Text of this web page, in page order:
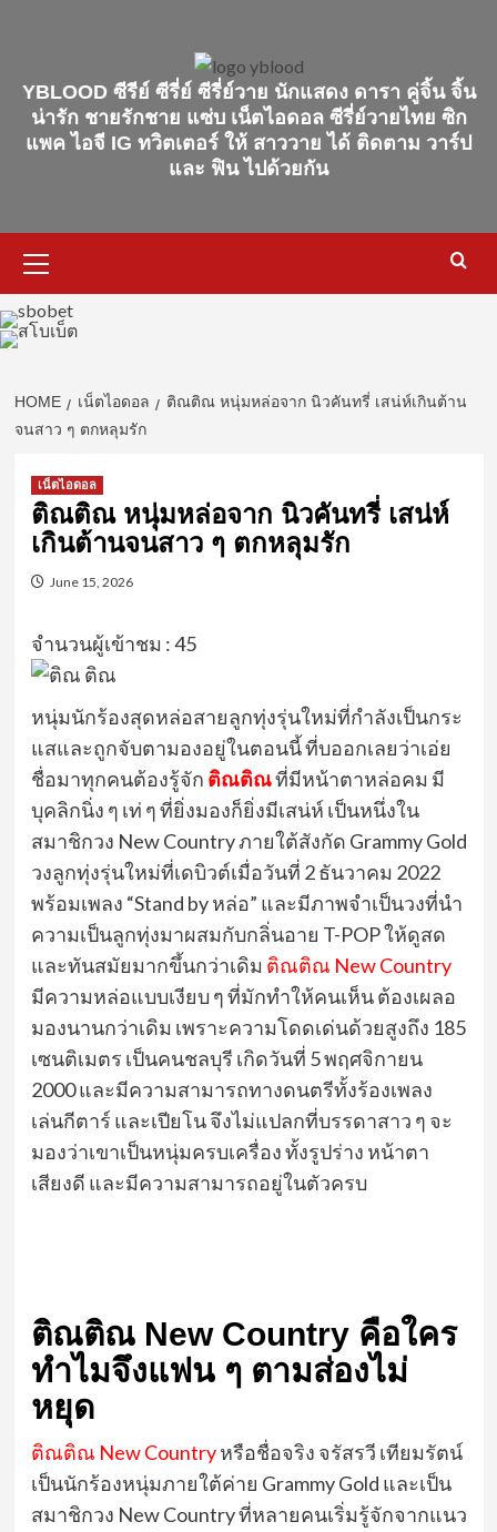
YBLOOD ซีรีย์ ซีรี่ย์ ซีรี่ย์วาย นักแสดง ดารา คู่จิ้น จิ้น
น่ารัก ชายรักชาย แซ่บ เน็ตไอดอล ซีรี่ย์วายไทย ซิก
แพค ไอจี IG ทวิตเตอร์ ให้ สาววาย ได้ ติดตาม วาร์ป
และ ฟิน ไปด้วยกัน
Menu
HOME เน็ตไอดอล
ติณติณ หนุ่มหล่อจาก นิวคันทรี่ เสน่ห์เกินต้าน
จนสาว ๆ ตกหลุมรัก
เน็ตไอดอล
ติณติณ หนุ่มหล่อจาก นิวคันทรี่ เสน่ห์
เกินต้านจนสาว ๆ ตกหลุมรัก
June 15, 2026
จำนวนผู้เข้าชม :45
หนุ่มนักร้องสุดหล่อสายลูกทุ่งรุ่นใหม่ที่กำลังเป็นกระ
แสและถูกจับตามองอยู่ในตอนนี้ ที่บออกเลยว่าเอ่ย
ชื่อมาทุกคนต้องรู้จัก ติณติณที่มีหน้าตาหล่อคม มี
บุคลิกนิ่ง ๆ เท่ ๆ ที่ยิ่งมองก็ยิ่งมีเสน่ห์ เป็นหนึ่งใน
สมาชิกวง New Country ภายใต้สังกัด Grammy Gold
วงลูกทุ่งรุ่นใหม่ที่เดบิวต์เมื่อวันที่ 2 ธันวาคม 2022
พร้อมเพลง “Stand by หล่อ” และมีภาพจำเป็นวงที่นำ
ความเป็นลูกทุ่งมาผสมกับกลิ่นอาย T-POP ให้ดูสด
และทันสมัยมากขึ้นกว่าเดิม ติณติณ New Country
มีความหล่อแบบเงียบ ๆ ที่มักทำให้คนเห็น ต้องเผลอ
มองนานกว่าเดิม เพราะความโดดเด่นด้วยสูงถึง 185
เซนติเมตร เป็นคนชลบุรี เกิดวันที่ 5 พฤศจิกายน
2000 และมีความสามารถทางดนตรีทั้งร้องเพลง
เล่นกีตาร์ และเปียโน จึงไม่แปลกที่บรรดาสาว ๆ จะ
มองว่าเขาเป็นหนุ่มครบเครื่อง ทั้งรูปร่าง หน้าตา
เสียงดี และมีความสามารถอยู่ในตัวครบ
ติณติณ New Country คือใคร
ทำไมจึงแฟน ๆ ตามส่องไม่
หยุด
ติณติณ New Countryหรือชื่อจริง จรัสรวี เทียมรัตน์
เป็นนักร้องหนุ่มภายใต้ค่าย Grammy Gold และเป็น
สมาชิกวง New Country ที่หลายคนเริ่มรู้จักจากแนว